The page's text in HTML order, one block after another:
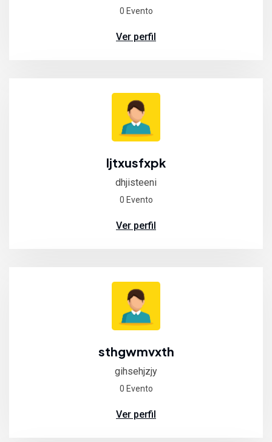
0 Evento
Ver perfil
ljtxusfxpk
dhjisteeni
0 Evento
Ver perfil
sthgwmvxth
gihsehjzjy
0 Evento
Ver perfil